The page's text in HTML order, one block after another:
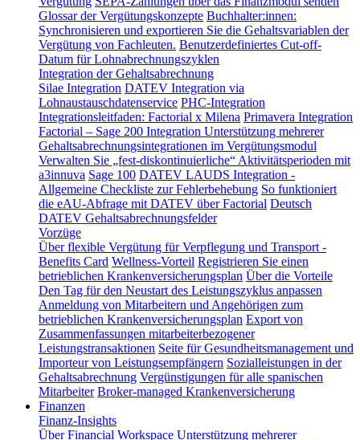
Glossar der Vergütungskonzepte Buchhalter:innen:
Synchronisieren und exportieren Sie die Gehaltsvariablen der
Vergütung von Fachleuten. Benutzerdefiniertes Cut-off-
Datum für Lohnabrechnungszyklen
Integration der Gehaltsabrechnung
Silae Integration DATEV Integration via
Lohnaustauschdatenservice PHC-Integration
Integrationsleitfaden: Factorial x Milena Primavera Integration
Factorial – Sage 200 Integration Unterstützung mehrerer
Gehaltsabrechnungsintegrationen im Vergütungsmodul
Verwalten Sie „fest-diskontinuierliche“ Aktivitätsperioden mit
a3innuva Sage 100 DATEV LAUDS Integration -
Allgemeine Checkliste zur Fehlerbehebung So funktioniert
die eAU-Abfrage mit DATEV über Factorial Deutsch
DATEV Gehaltsabrechnungsfelder
Vorzüge
Über flexible Vergütung für Verpflegung und Transport -
Benefits Card Wellness-Vorteil Registrieren Sie einen
betrieblichen Krankenversicherungsplan Über die Vorteile
Den Tag für den Neustart des Leistungszyklus anpassen
Anmeldung von Mitarbeitern und Angehörigen zum
betrieblichen Krankenversicherungsplan Export von
Zusammenfassungen mitarbeiterbezogener
Leistungstransaktionen Seite für Gesundheitsmanagement und
Importeur von Leistungsempfängern Sozialleistungen in der
Gehaltsabrechnung Vergünstigungen für alle spanischen
Mitarbeiter Broker-managed Krankenversicherung
Finanzen
Finanz-Insights
Über Financial Workspace Unterstützung mehrerer